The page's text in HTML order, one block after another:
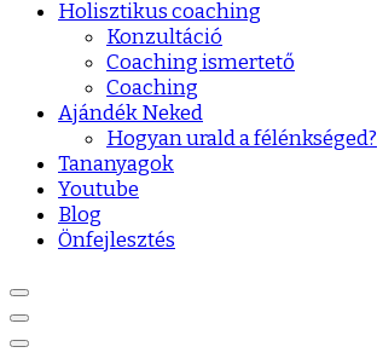
Holisztikus coaching
Konzultáció
Coaching ismertető
Coaching
Ajándék Neked
Hogyan urald a félénkséged?
Tananyagok
Youtube
Blog
Önfejlesztés